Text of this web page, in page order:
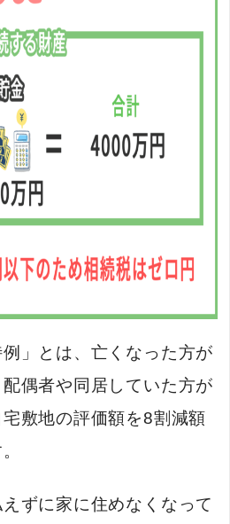
例」とは、亡くなった方が
偶者や同居していた方が
敷地の評価額を8割減額
ずに家に住めなくなって